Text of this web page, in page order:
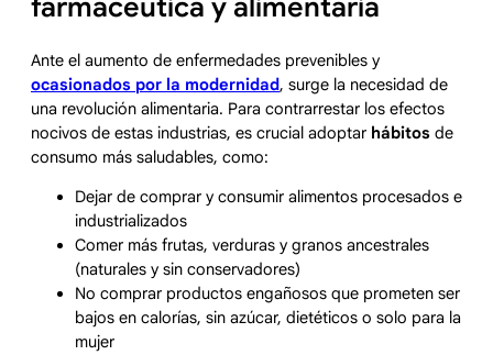
farmacéutica y alimentaria
Ante el aumento de enfermedades prevenibles y
ocasionados por la modernidad, surge la necesidad de
una revolución alimentaria. Para contrarrestar los efectos
nocivos de estas industrias, es crucial adoptar hábitos de
consumo más saludables, como:
Dejar de comprar y consumir alimentos procesados e
industrializados
Comer más frutas, verduras y granos ancestrales
(naturales y sin conservadores)
No comprar productos engañosos que prometen ser
bajos en calorías, sin azúcar, dietéticos o solo para la
mujer